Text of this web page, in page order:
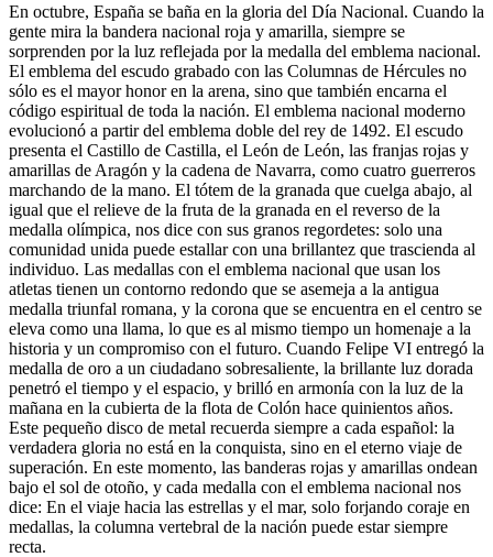
En octubre, España se baña en la gloria del Día Nacional. Cuando la
gente mira la bandera nacional roja y amarilla, siempre se
sorprenden por la luz reflejada por la medalla del emblema nacional.
El emblema del escudo grabado con las Columnas de Hércules no
sólo es el mayor honor en la arena, sino que también encarna el
código espiritual de toda la nación. El emblema nacional moderno
evolucionó a partir del emblema doble del rey de 1492. El escudo
presenta el Castillo de Castilla, el León de León, las franjas rojas y
amarillas de Aragón y la cadena de Navarra, como cuatro guerreros
marchando de la mano. El tótem de la granada que cuelga abajo, al
igual que el relieve de la fruta de la granada en el reverso de la
medalla olímpica, nos dice con sus granos regordetes: solo una
comunidad unida puede estallar con una brillantez que trascienda al
individuo. Las medallas con el emblema nacional que usan los
atletas tienen un contorno redondo que se asemeja a la antigua
medalla triunfal romana, y la corona que se encuentra en el centro se
eleva como una llama, lo que es al mismo tiempo un homenaje a la
historia y un compromiso con el futuro. Cuando Felipe VI entregó la
medalla de oro a un ciudadano sobresaliente, la brillante luz dorada
penetró el tiempo y el espacio, y brilló en armonía con la luz de la
mañana en la cubierta de la flota de Colón hace quinientos años.
Este pequeño disco de metal recuerda siempre a cada español: la
verdadera gloria no está en la conquista, sino en el eterno viaje de
superación. En este momento, las banderas rojas y amarillas ondean
bajo el sol de otoño, y cada medalla con el emblema nacional nos
dice: En el viaje hacia las estrellas y el mar, solo forjando coraje en
medallas, la columna vertebral de la nación puede estar siempre
recta.